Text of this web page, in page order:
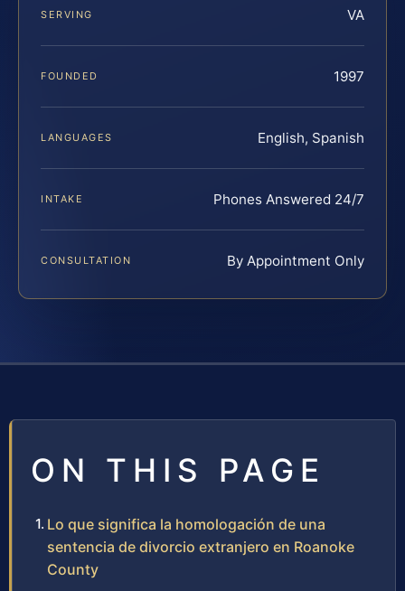
SERVING VA
FOUNDED 1997
LANGUAGES English, Spanish
INTAKE Phones Answered 24/7
CONSULTATION By Appointment Only
ON THIS PAGE
Lo que significa la homologación de una
sentencia de divorcio extranjero en Roanoke
County